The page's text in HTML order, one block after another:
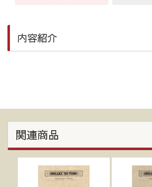
内容紹介
関連商品